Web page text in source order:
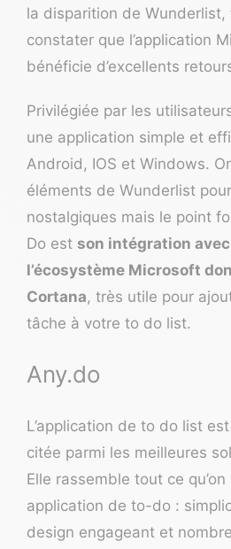
la disparition de Wunderlist,
constater que l’application
bénéficie d’excellents
Privilégiée par les
une application simple et
Android, IOS et Windows.
éléments de Wunderlist
nostalgiques mais le point
Do est son intégration avec
l’écosystème Microsoft
Cortana, très utile pour
tâche à votre to do list.
Any.do
L’application de to do list
citée parmi les meilleures
Elle rassemble tout ce
application de to-do :
design engageant et